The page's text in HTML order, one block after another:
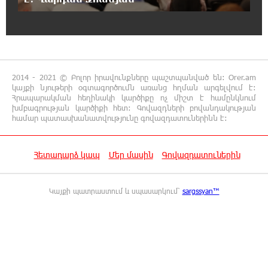
ինքնասպան լինել
21:08:37 7-08-2026
ԵԱՏՄ֊ն չի ուզում, որ իր միջոցներով
զարգանա Հայաստանի տնտեսությունը ու
21:07:27 7-08-2026
ԱՄՆ վերաքննիչ դատարանը արգելափակել
է Թրամփի 400 միլիոն դոլար արժողությամբ
Սպիտակ տան պարահանդեսային դահլիճի նախագիծը
2014 - 2021 © Բոլոր իրավունքները պաշտպանված են: Orer.am
կայքի նյութերի օգտագործումն առանց հղման արգելվում է:
Հրապարակման հեղինակի կարծիքը ոչ միշտ է համընկնում
խմբագրության կարծիքի հետ: Գովազդների բովանդակության
համար պատասխանատվությունը գովազդատուներինն է:
Հետադարձ կապ Մեր մասին Գովազդատուներին
Կայքի պատրաստում և սպասարկում՝ sargssyan™